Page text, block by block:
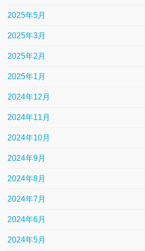
2025年5月
2025年3月
2025年2月
2025年1月
2024年12月
2024年11月
2024年10月
2024年9月
2024年8月
2024年7月
2024年6月
2024年5月